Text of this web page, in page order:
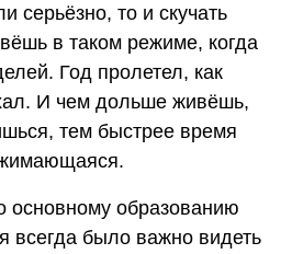
серьёзно, то и скучать
в таком режиме, когда
Год пролетел, как
И чем дольше живёшь,
тем быстрее время
основному образованию
всегда было важно видеть